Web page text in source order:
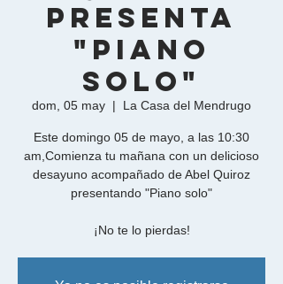
presenta
"Piano
Solo"
dom, 05 may
  |
La Casa del Mendrugo
Este domingo 05 de mayo, a las 10:30
am,Comienza tu mañana con un delicioso
desayuno acompañado de Abel Quiroz
presentando "Piano solo"
¡No te lo pierdas!